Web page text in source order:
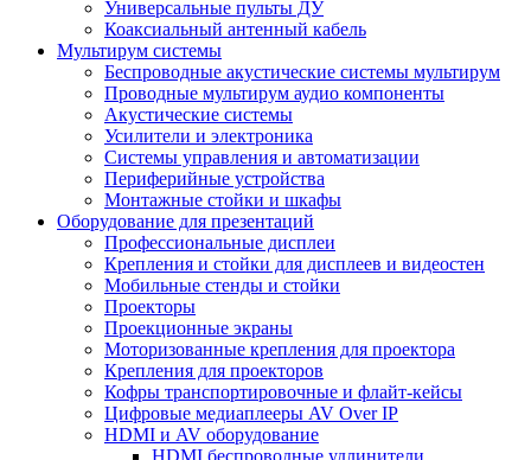
Универсальные пульты ДУ
Коаксиальный антенный кабель
Мультирум системы
Беспроводные акустические системы мультирум
Проводные мультирум аудио компоненты
Акустические системы
Усилители и электроника
Системы управления и автоматизации
Периферийные устройства
Монтажные стойки и шкафы
Оборудование для презентаций
Профессиональные дисплеи
Крепления и стойки для дисплеев и видеостен
Мобильные стенды и стойки
Проекторы
Проекционные экраны
Моторизованные крепления для проектора
Крепления для проекторов
Кофры транспортировочные и флайт-кейсы
Цифровые медиаплееры AV Over IP
HDMI и AV оборудование
HDMI беспроводные удлинители